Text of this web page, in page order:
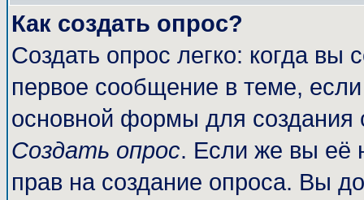
Как создать опрос?
Создать опрос легко: когда вы
первое сообщение в теме,
основной формы для
Создать опрос. Если же вы её
прав на создание опроса. Вы